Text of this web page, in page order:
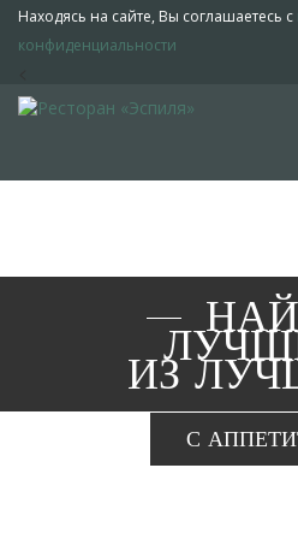
Находясь на сайте, Вы соглашаетесь с
конфиденциальности
ИЗ
С